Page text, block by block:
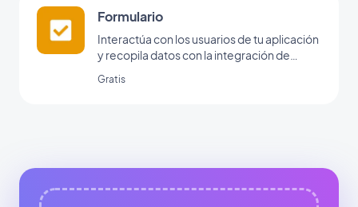
Formulario
Interactúa con los usuarios de tu aplicación
y recopila datos con la integración de
Gratis